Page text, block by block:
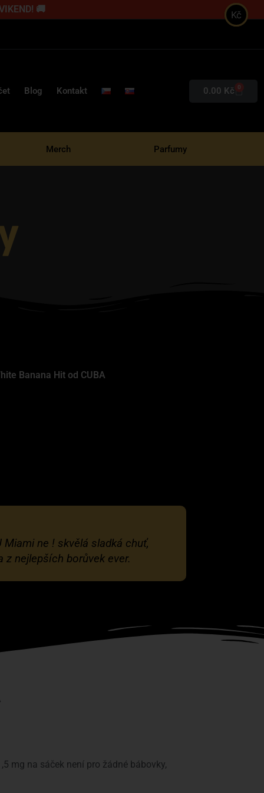
🚚
Blog Kontakt 0.00 Kč 0
Merch Parfumy
Banana Hit od CUBA
Miami ne ! skvělá sladká chuť,
z nejlepších borůvek ever.
mg na sáček není pro žádné bábovky,
Kč